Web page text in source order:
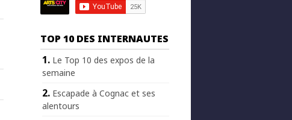
TOP 10 DES INTERNAUTES
Le Top 10 des expos de la
semaine
Escapade à Cognac et ses
alentours